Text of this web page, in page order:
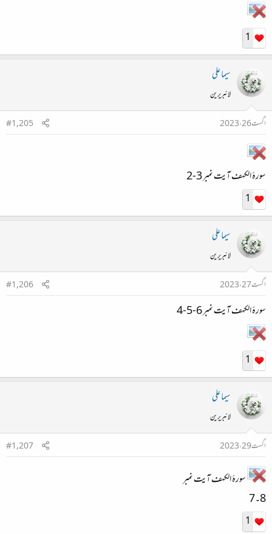
1
سیما علی
لائبریرین
اگست 26، 2023
#1,205
سورۂ الکہف آیت نمبر 3-2
1
سیما علی
لائبریرین
اگست 27، 2023
#1,206
سورۂ الکہف آیت نمبر 6-5-4
1
سیما علی
لائبریرین
اگست 29، 2023
#1,207
سورۂ الکہف آیت نمبر
8۔7
1